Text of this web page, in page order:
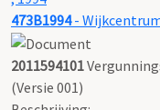
473B1994-
2011594101
(Versie 001)